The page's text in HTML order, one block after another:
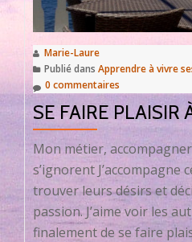
Marie-Laure
Publié dans Apprendre à vivre
0 commentaires
SE FAIRE PLAISIR
Mon métier,
s’ignorent J’accompagne
trouver leurs désirs et
passion. J’aime voir les
finalement de se faire